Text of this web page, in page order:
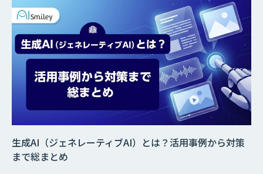
生成AI（ジェネレーティブAI）とは？活用事例から対策
まで総まとめ